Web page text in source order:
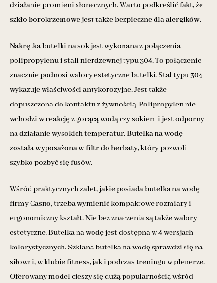
działanie promieni słonecznych. Warto podkreślić fakt, że
szkło borokrzemowejest także bezpieczne dlaalergików.
Nakrętka butelki na sok jest wykonana z połączenia
polipropylenu i stali nierdzewnej typu 304. To połączenie
znacznie podnosi walory estetyczne butelki. Stal typu 304
wykazuje właściwości antykorozyjne. Jest także
dopuszczona do kontaktu z żywnością. Polipropylen nie
wchodzi w reakcję z gorącą wodą czy sokiem i jest odporny
na działanie wysokich temperatur.Butelka na wodę
została wyposażona w filtr do herbaty, który pozwoli
szybko pozbyć się fusów.
Wśród praktycznych zalet, jakie posiada butelka na wodę
firmyCasno,trzeba wymienić kompaktowe rozmiary i
ergonomiczny kształt. Nie bez znaczenia są także walory
estetyczne. Butelka na wodę jest dostępna w 4 wersjach
kolorystycznych. Szklana butelka na wodę sprawdzi się na
siłowni, w klubie fitness, jak i podczas treningu w plenerze.
Oferowany model cieszy się dużą popularnością wśród